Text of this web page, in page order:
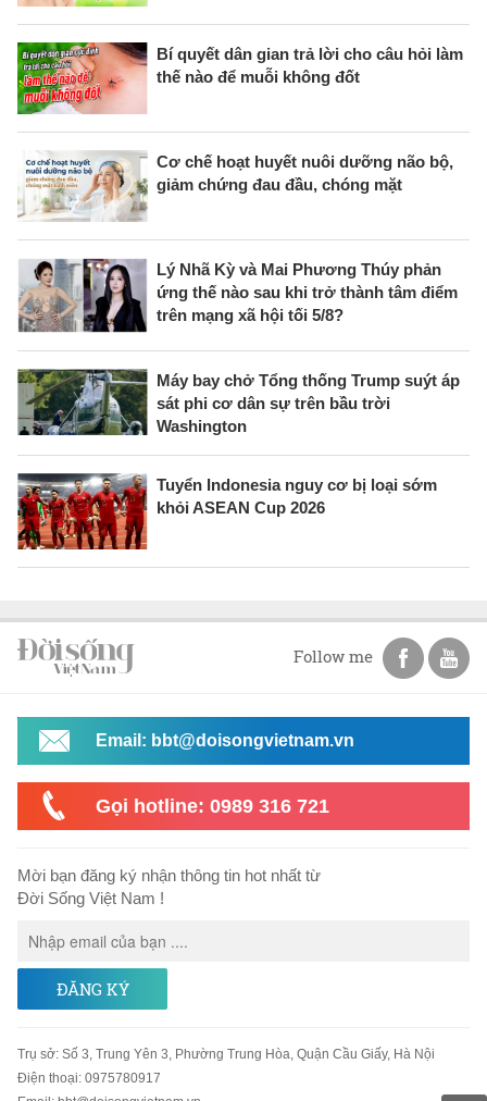
Bí quyết dân gian trả lời cho câu hỏi làm
thế nào để muỗi không đốt
Cơ chế hoạt huyết nuôi dưỡng não bộ,
giảm chứng đau đầu, chóng mặt
Lý Nhã Kỳ và Mai Phương Thúy phản
ứng thế nào sau khi trở thành tâm điểm
trên mạng xã hội tối 5/8?
Máy bay chở Tổng thống Trump suýt áp
sát phi cơ dân sự trên bầu trời
Washington
Tuyển Indonesia nguy cơ bị loại sớm
khỏi ASEAN Cup 2026
Follow me
Email: bbt@doisongvietnam.vn
Gọi hotline: 0989 316 721
Mời bạn đăng ký nhận thông tin hot nhất từ
Đời Sống Việt Nam !
ĐĂNG KÝ
Trụ sở: Số 3, Trung Yên 3, Phường Trung Hòa, Quận Cầu Giấy, Hà Nội
Điện thoại: 0975780917